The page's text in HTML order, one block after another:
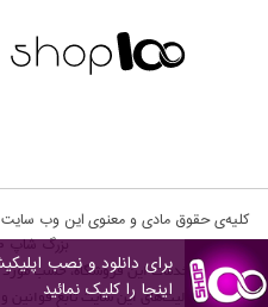
کلیه‌ی حقوق مادی و معنوی این وب سایت
بزرگ شاپ ۱۰۰‌‌ می‌باشد
تمامی كالاها و خدمات این فروشگاه، حسب
و فعالیت‌های این سایت تابع قوانین
برای دانلود و نصب
اینجا را کلیک نمائید